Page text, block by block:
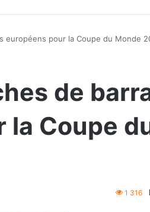
européens pour la Coupe du Monde
de
la Coupe
1 316